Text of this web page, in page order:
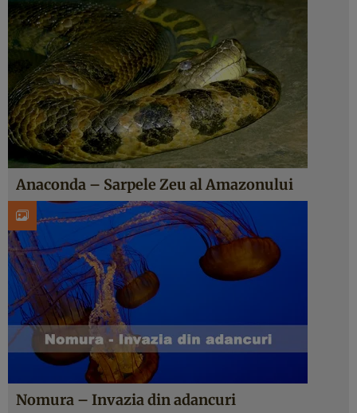
Anaconda – Sarpele Zeu al Amazonului
Nomura – Invazia din adancuri